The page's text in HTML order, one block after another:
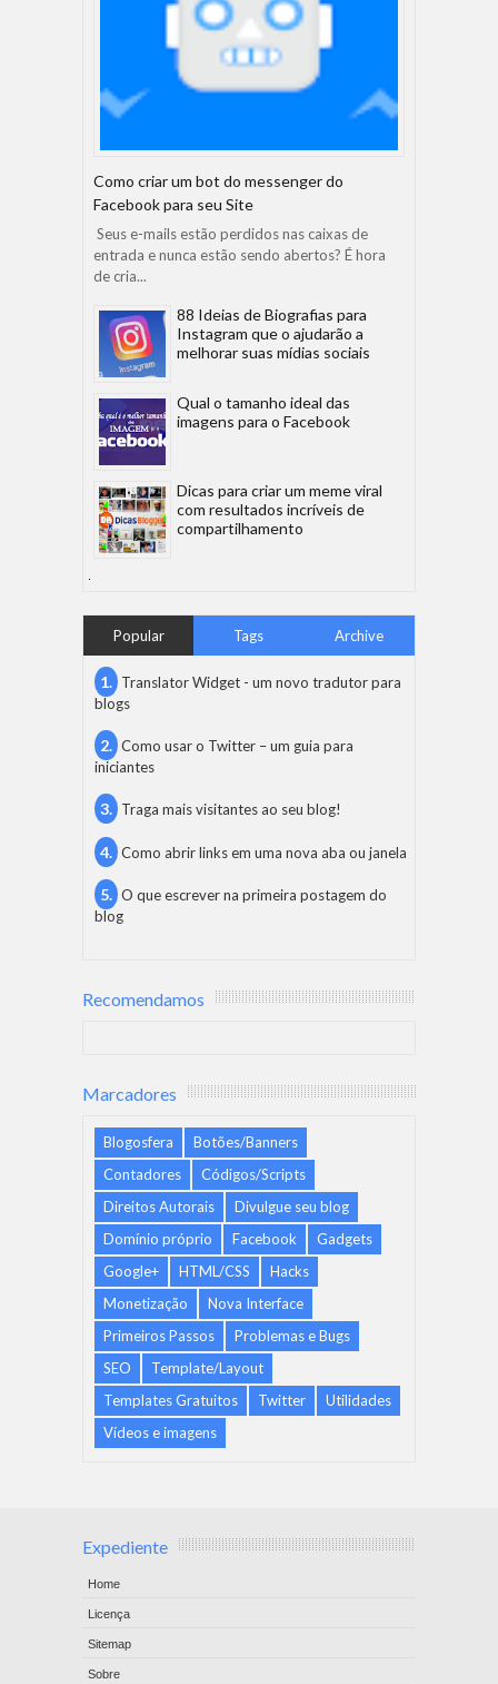
Como criar um bot do messenger do
Facebook para seu Site
Seus e-mails estão perdidos nas caixas de
entrada e nunca estão sendo abertos? É hora
de cria...
88 Ideias de Biografias para
Instagram que o ajudarão a
melhorar suas mídias sociais
Qual o tamanho ideal das
imagens para o Facebook
Dicas para criar um meme viral
com resultados incríveis de
compartilhamento
Popular Tags Archive
Translator Widget - um novo tradutor para
blogs
Como usar o Twitter – um guia para
iniciantes
Traga mais visitantes ao seu blog!
Como abrir links em uma nova aba ou janela
O que escrever na primeira postagem do
blog
Recomendamos
Marcadores
Blogosfera
Botões/Banners
Contadores
Códigos/Scripts
Direitos Autorais
Divulgue seu blog
Domínio próprio
Facebook
Gadgets
Google+
HTML/CSS
Hacks
Monetização
Nova Interface
Primeiros Passos
Problemas e Bugs
SEO
Template/Layout
Templates Gratuitos
Twitter
Utilidades
Vídeos e imagens
Expediente
Home
Licença
Sitemap
Sobre